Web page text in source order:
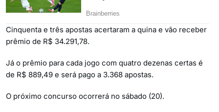
Cinquenta e três apostas acertaram a quina e vão receber
prêmio de R$ 34.291,78.
Já o prêmio para cada jogo com quatro dezenas certas é
de R$ 889,49 e será pago a 3.368 apostas.
O próximo concurso ocorrerá no sábado (20).